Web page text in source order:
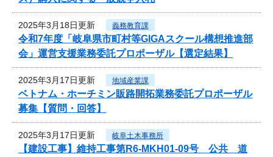
2025年3月18日更新 義務教育課
令和7年度「岐阜県市町村等GIGAスクール構想推進部
会」運営支援業務委託プロポーザル【選定結果】
2025年3月17日更新 地域産業課
ベトナム・ホーチミン販路開拓業務委託プロポーザル
募集【質問・回答】
2025年3月17日更新 岐阜土木事務所
【建設工事】維持工事第R6-MKH01-09号 公共 道